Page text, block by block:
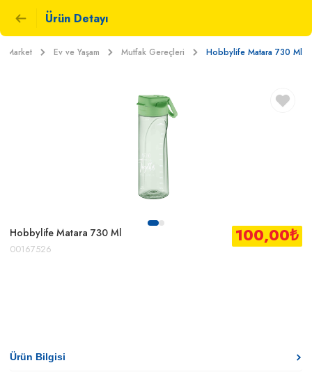
Ürün Detayı
Market Ev ve Yaşam Mutfak Gereçleri Hobbylife Matara 730 Ml
Hobbylife Matara 730 Ml
00167526
100,00₺
Ürün Bilgisi